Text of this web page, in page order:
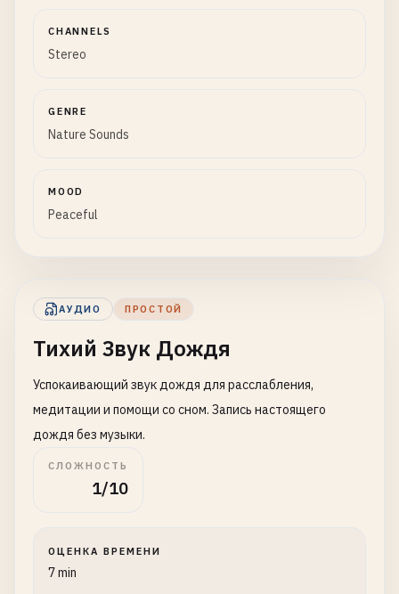
CHANNELS
Stereo
GENRE
Nature Sounds
MOOD
Peaceful
АУДИО ПРОСТОЙ
Тихий Звук Дождя
Успокаивающий звук дождя для расслабления,
медитации и помощи со сном. Запись настоящего
дождя без музыки.
СЛОЖНОСТЬ
1/10
ОЦЕНКА ВРЕМЕНИ
7 min